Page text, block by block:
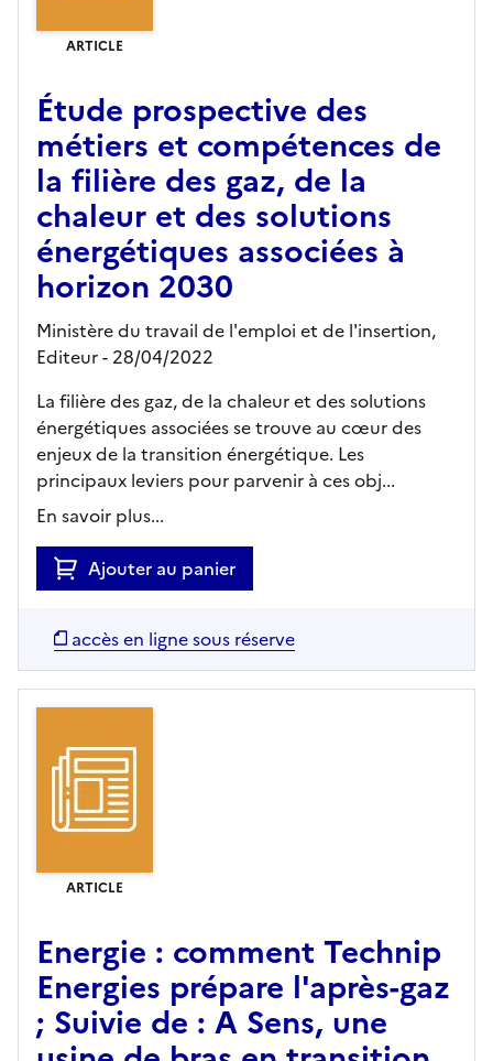
ARTICLE
Étude prospective des
métiers et compétences de
la filière des gaz, de la
chaleur et des solutions
énergétiques associées à
horizon 2030
Ministère du travail de l'emploi et de l'insertion,
Editeur- 28/04/2022
La filière des gaz, de la chaleur et des solutions
énergétiques associées se trouve au cœur des
enjeux de la transition énergétique. Les
principaux leviers pour parvenir à ces obj...
En savoir plus...
Ajouter au panier
accès en ligne sous réserve
ARTICLE
Energie : comment Technip
Energies prépare l'après-gaz
; Suivie de : A Sens, une